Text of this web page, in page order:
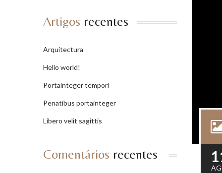
Artigos recentes
Arquitectura
Hello world!
Portainteger tempori
Penatibus portainteger
Libero velit sagittis
Comentários recentes